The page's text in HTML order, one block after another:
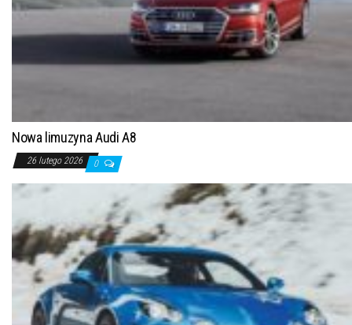
Nowa limuzyna Audi A8
26 lutego 2026 0